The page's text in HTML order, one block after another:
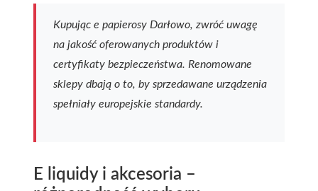
Kupując e papierosy Darłowo, zwróć uwagę
na jakość oferowanych produktów i
certyfikaty bezpieczeństwa. Renomowane
sklepy dbają o to, by sprzedawane urządzenia
spełniały europejskie standardy.
E liquidy i akcesoria –